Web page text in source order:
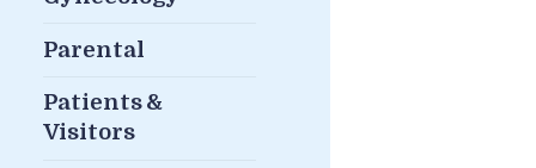
Parental
Patients &
Visitors